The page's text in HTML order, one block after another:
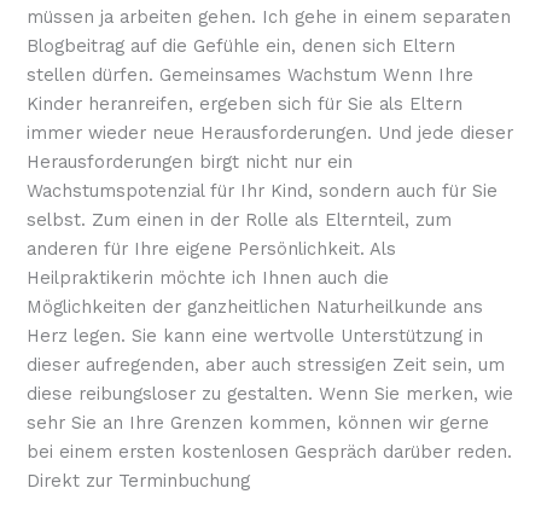
müssen ja arbeiten gehen. Ich gehe in einem separaten
Blogbeitrag auf die Gefühle ein, denen sich Eltern
stellen dürfen. Gemeinsames Wachstum Wenn Ihre
Kinder heranreifen, ergeben sich für Sie als Eltern
immer wieder neue Herausforderungen. Und jede dieser
Herausforderungen birgt nicht nur ein
Wachstumspotenzial für Ihr Kind, sondern auch für Sie
selbst. Zum einen in der Rolle als Elternteil, zum
anderen für Ihre eigene Persönlichkeit. Als
Heilpraktikerin möchte ich Ihnen auch die
Möglichkeiten der ganzheitlichen Naturheilkunde ans
Herz legen. Sie kann eine wertvolle Unterstützung in
dieser aufregenden, aber auch stressigen Zeit sein, um
diese reibungsloser zu gestalten. Wenn Sie merken, wie
sehr Sie an Ihre Grenzen kommen, können wir gerne
bei einem ersten kostenlosen Gespräch darüber reden.
Direkt zur Terminbuchung